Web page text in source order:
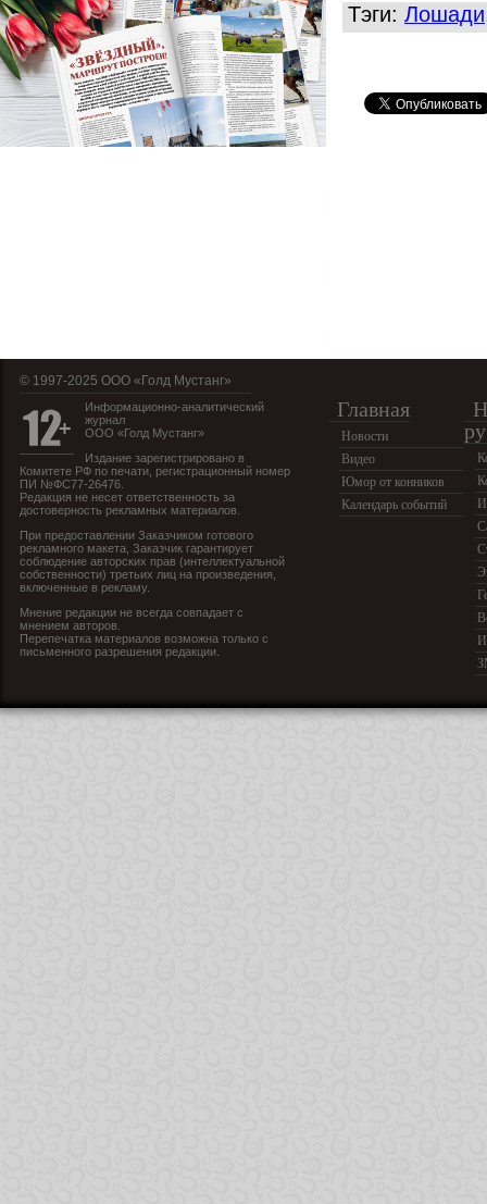
Тэги: Лошади
© 1997-2025 OOO «Голд Мустанг»
Информационно-аналитический
журнал
ООО «Голд Мустанг»
Издание зарегистрировано в
Комитете РФ по печати, регистрационный номер
ПИ №ФС77-26476.
Редакция не несет ответственность за
достоверность рекламных материалов.
При предоставлении Заказчиком готового
рекламного макета, Заказчик гарантирует
соблюдение авторских прав (интеллектуальной
собственности) третьих лиц на произведения,
включенные в рекламу.
Мнение редакции не всегда совпадает с
мнением авторов.
Перепечатка материалов возможна только с
письменного разрешения редакции.
Главная
Новости
Видео
Юмор от конников
Календарь событий